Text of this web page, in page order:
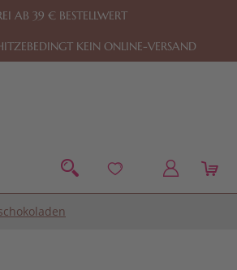
Zum Footer springen
AB 39 € BESTELLWERT
KEIN ONLINE-VERSAND